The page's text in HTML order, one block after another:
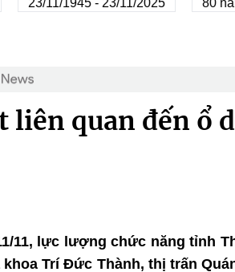
liên quan đến ổ
11, lực lượng chức năng tỉnh
Trí Đức Thành, thị trấn